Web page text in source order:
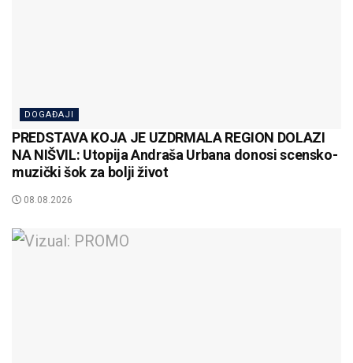
DOGAĐAJI
PREDSTAVA KOJA JE UZDRMALA REGION DOLAZI
NA NIŠVIL: Utopija Andraša Urbana donosi scensko-
muzički šok za bolji život
08.08.2026